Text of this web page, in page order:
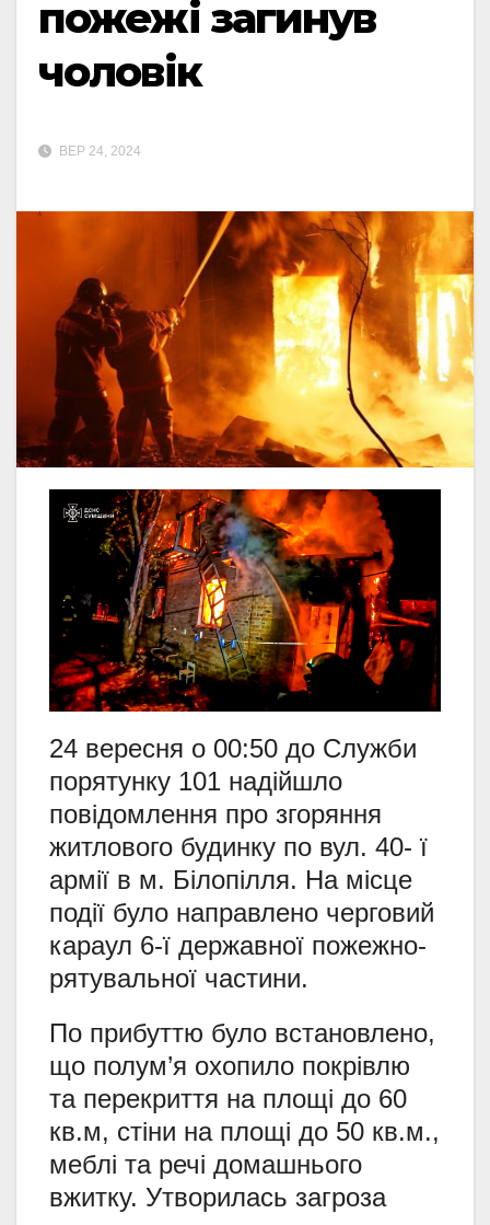
пожежі загинув
чоловік
ВЕР 24, 2024
24 вересня о 00:50 до Служби
порятунку 101 надійшло
повідомлення про згоряння
житлового будинку по вул. 40- ї
армії в м. Білопілля. На місце
події було направлено черговий
караул 6-ї державної пожежно-
рятувальної частини.
По прибуттю було встановлено,
що полум’я охопило покрівлю
та перекриття на площі до 60
кв.м, стіни на площі до 50 кв.м.,
меблі та речі домашнього
вжитку. Утворилась загроза